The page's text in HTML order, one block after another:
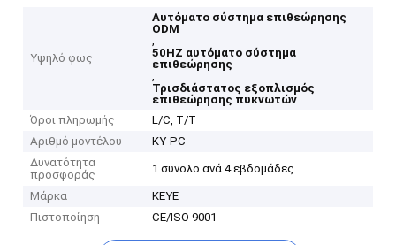
Υψηλό φως
Αυτόματο σύστημα επιθεώρησης
ODM
,
50HZ αυτόματο σύστημα
επιθεώρησης
,
Τρισδιάστατος εξοπλισμός
επιθεώρησης πυκνωτών
Όροι πληρωμής
L/C, T/T
Αριθμό μοντέλου
ΚΥ-PC
Δυνατότητα
προσφοράς
1 σύνολο ανά 4 εβδομάδες
Μάρκα
KEYE
Πιστοποίηση
CE/ISO 9001